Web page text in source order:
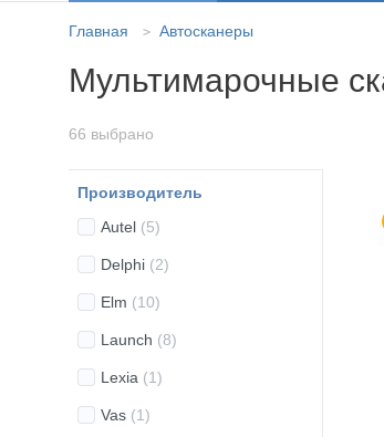
Главная > Автосканеры
Мультимарочные
66 выбрано
Производитель
Autel (5)
Delphi (2)
Elm (10)
Launch (8)
Lexia (1)
Vas (1)